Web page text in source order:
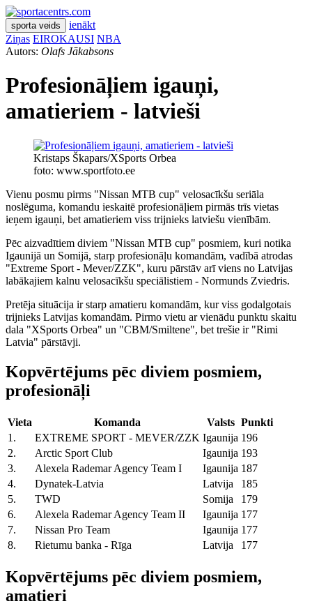
sporta veids
ienākt
Ziņas EIROKAUSI NBA
Autors: Olafs Jākabsons
Profesionāļiem igauņi,
amatieriem - latvieši
Kristaps Škapars/XSports Orbea
foto: www.sportfoto.ee
Vienu posmu pirms "Nissan MTB cup" velosacīkšu seriāla
noslēguma, komandu ieskaitē profesionāļiem pirmās trīs vietas
ieņem igauņi, bet amatieriem viss trijnieks latviešu vienībām.
Pēc aizvadītiem diviem "Nissan MTB cup" posmiem, kuri notika
Igaunijā un Somijā, starp profesionāļu komandām, vadībā atrodas
"Extreme Sport - Mever/ZZK", kuru pārstāv arī viens no Latvijas
labākajiem kalnu velosacīkšu speciālistiem - Normunds Zviedris.
Pretēja situācija ir starp amatieru komandām, kur viss godalgotais
trijnieks Latvijas komandām. Pirmo vietu ar vienādu punktu skaitu
dala "XSports Orbea" un "CBM/Smiltene", bet trešie ir "Rimi
Latvia" pārstāvji.
Kopvērtējums pēc diviem posmiem,
profesionāļi
Vieta Komanda Valsts Punkti
1.
EXTREME SPORT - MEVER/ZZK Igaunija 196
2.
Arctic Sport Club Igaunija 193
3.
Alexela Rademar Agency Team I Igaunija 187
4.
Dynatek-Latvia Latvija
185
5.
TWD Somija
179
6.
Alexela Rademar Agency Team II Igaunija 177
7.
Nissan Pro Team Igaunija 177
8.
Rietumu banka - Rīga Latvija 177
Kopvērtējums pēc diviem posmiem,
amatieri